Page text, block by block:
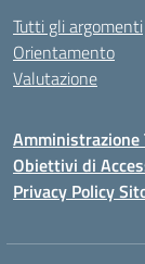
Tutti gli argomenti
Orientamento
Valutazione
Amministrazione
Obiettivi di
Privacy Policy